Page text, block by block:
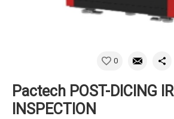
0
Pactech POST-DICING IR
INSPECTION